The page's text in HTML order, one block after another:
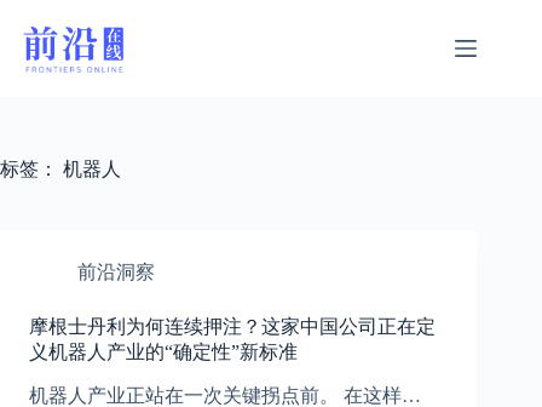
标签： 机器人
前沿洞察
摩根士丹利为何连续押注？这家中国公司正在定
义机器人产业的“确定性”新标准
机器人产业正站在一次关键拐点前。 在这样…